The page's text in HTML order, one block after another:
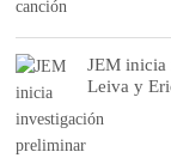
JEM inicia
Leiva y